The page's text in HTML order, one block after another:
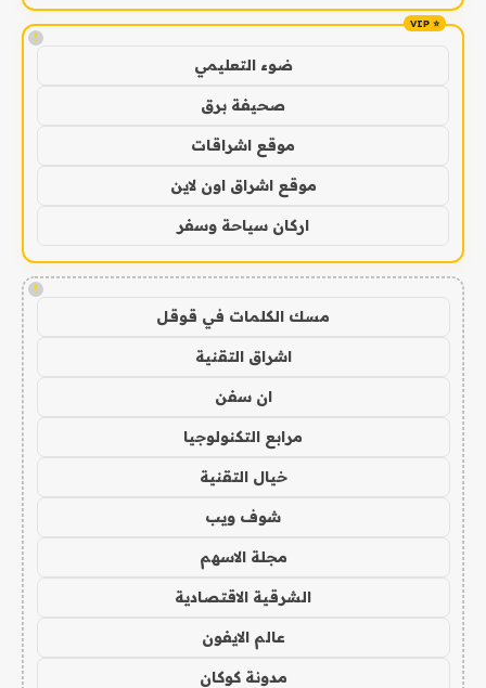
!
ضوء التعليمي
صحيفة برق
موقع اشراقات
موقع اشراق اون لاين
اركان سياحة وسفر
!
مسك الكلمات في قوقل
اشراق التقنية
ان سفن
مرابع التكنولوجيا
خيال التقنية
شوف ويب
مجلة الاسهم
الشرقية الاقتصادية
عالم الايفون
مدونة كوكان